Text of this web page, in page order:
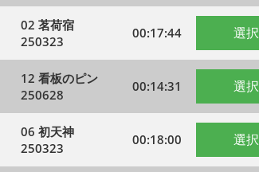
02 茗荷宿
250323
00:17:44 選択
12 看板のピン
250628
00:14:31 選択
06 初天神
250323
00:18:00 選択